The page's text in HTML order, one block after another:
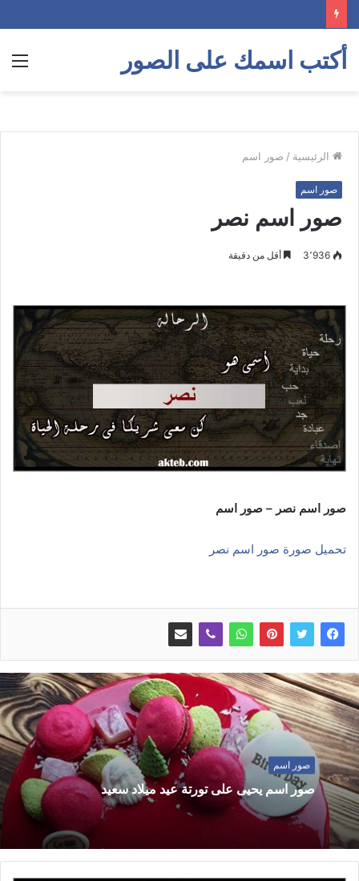
أكتب اسمك على الصور
الرئيسية / صور اسم
صور اسم
صور اسم نصر
3٬936 أقل من دقيقة
صور اسم نصر – صور اسم
تحميل صورة صور اسم نصر
صور اسم
صور اسم يحيى على تورتة عيد ميلاد سعيد